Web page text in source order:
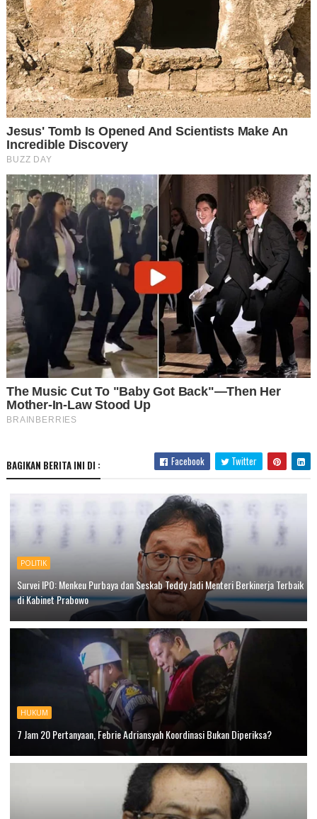
BAGIKAN BERITA INI DI : Facebook Twitter
POLITIK
Survei IPO: Menkeu Purbaya dan Seskab Teddy Jadi Menteri Berkinerja Terbaik
di Kabinet Prabowo
HUKUM
7 Jam 20 Pertanyaan, Febrie Adriansyah Koordinasi Bukan Diperiksa?